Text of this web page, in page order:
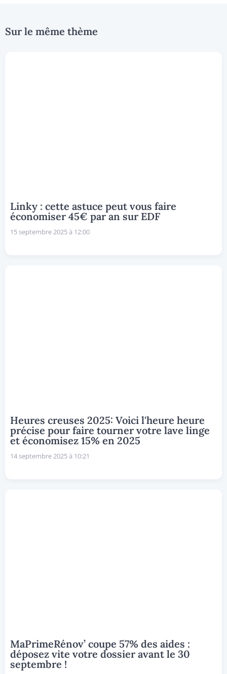
Sur le même thème
Linky : cette astuce peut vous faire
économiser 45€ par an sur EDF
15 septembre 2025 à 12:00
Heures creuses 2025: Voici l'heure heure
précise pour faire tourner votre lave linge
et économisez 15% en 2025
14 septembre 2025 à 10:21
MaPrimeRénov’ coupe 57% des aides :
déposez vite votre dossier avant le 30
septembre !